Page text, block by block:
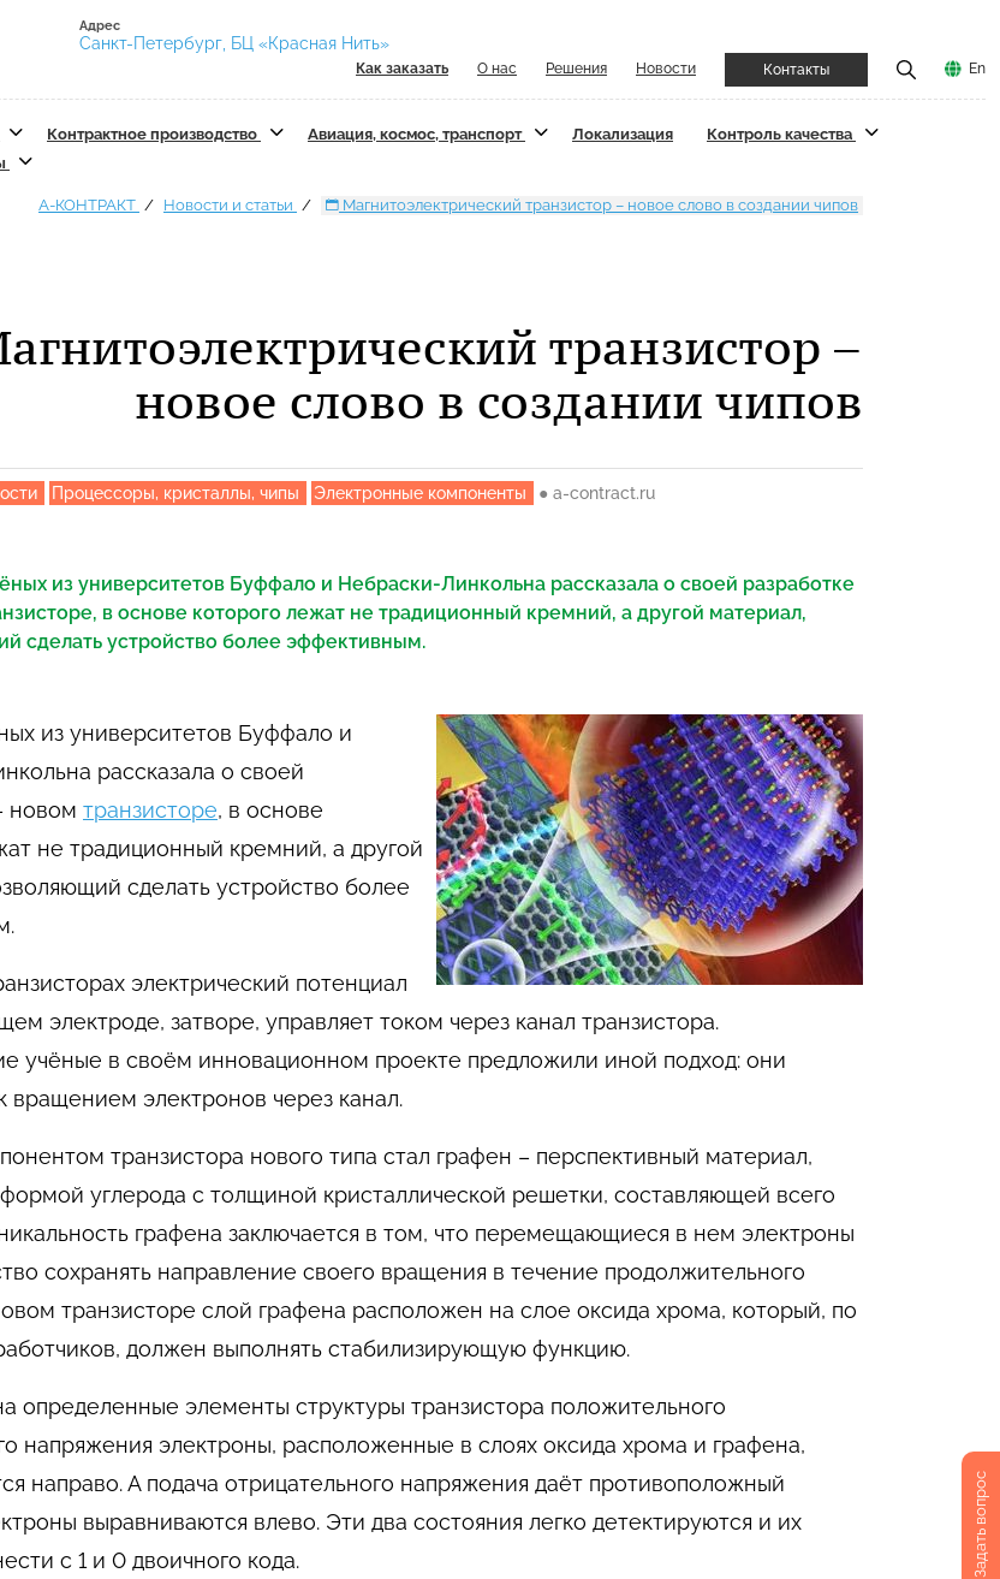
Адрес
Санкт-Петербург, БЦ «Красная Нить»
Как заказать О нас Решения Новости Контакты En
Контрактное производство Авиация, космос, транспорт Локализация
Контроль качества
А-КОНТРАКТ Новости и статьи Магнитоэлектрический транзистор – новое слово в создании чипов
транзистор –
новое слово в создании чипов
Процессоры, кристаллы, чипы Электронные компоненты ● a-contract.ru
из университетов Буффало и Небраски-Линкольна рассказала о своей разработке
в основе которого лежат не традиционный кремний, а другой материал,
сделать устройство более эффективным.
из университетов Буффало и
рассказала о своей
новом транзисторе, в основе
не традиционный кремний, а другой
сделать устройство более
электрический потенциал
электроде, затворе, управляет током через канал транзистора.
учёные в своём инновационном проекте предложили иной подход: они
вращением электронов через канал.
транзистора нового типа стал графен – перспективный материал,
углерода с толщиной кристаллической решетки, составляющей всего
графена заключается в том, что перемещающиеся в нем электроны
сохранять направление своего вращения в течение продолжительного
транзисторе слой графена расположен на слое оксида хрома, который, по
должен выполнять стабилизирующую функцию.
определенные элементы структуры транзистора положительного
напряжения электроны, расположенные в слоях оксида хрома и графена,
направо. А подача отрицательного напряжения даёт противоположный
выравниваются влево. Эти два состояния легко детектируются и их
с 1 и 0 двоичного кода.
Задать вопрос